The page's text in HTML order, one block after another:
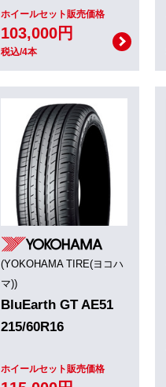
ホイールセット販売価格
103,000円
税込/4本
(YOKOHAMA TIRE(ヨコハ
マ))
BluEarth GT AE51
215/60R16
ホイールセット販売価格